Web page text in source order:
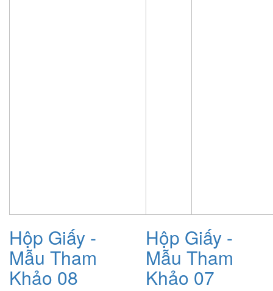
Hộp Giấy -
Mẫu Tham
Khảo 08
Hộp Giấy -
Mẫu Tham
Khảo 07